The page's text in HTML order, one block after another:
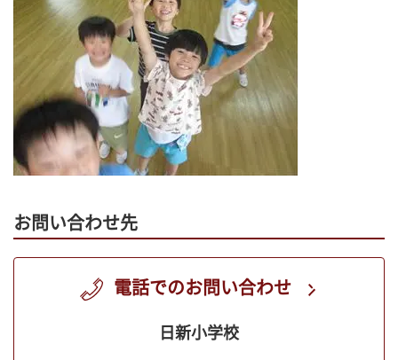
お問い合わせ先
電話でのお問い合わせ
日新小学校